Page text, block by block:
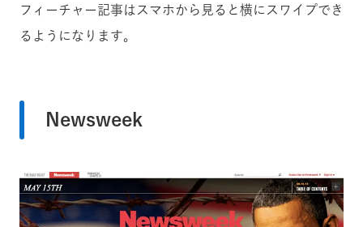
フィーチャー記事はスマホから見ると横にスワイプでき
るようになります。
Newsweek